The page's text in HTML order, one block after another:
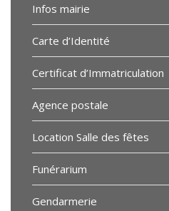
Infos mairie
Carte d’Identité
Certificat d’Immatriculation
Agence postale
Location Salle des fêtes
Funérarium
Gendarmerie